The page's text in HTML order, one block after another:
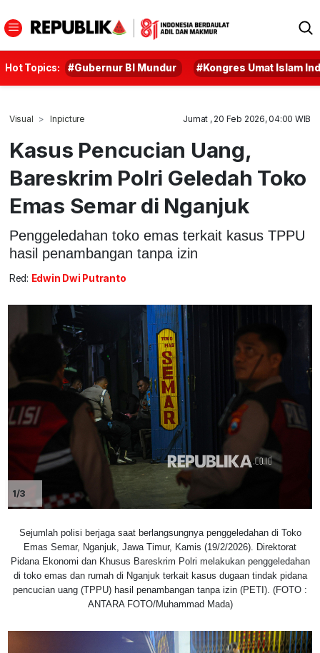
Hot Topics: #Gubernur BI Mundur #Kongres Umat Islam
Visual Inpicture Jumat , 20 Feb 2026, 04:00 WIB
Kasus Pencucian Uang,
Bareskrim Polri Geledah Toko
Emas Semar di Nganjuk
Penggeledahan toko emas terkait kasus TPPU
hasil penambangan tanpa izin
Red: Edwin Dwi Putranto
1/3
Sejumlah polisi berjaga saat berlangsungnya penggeledahan di Toko
Emas Semar, Nganjuk, Jawa Timur, Kamis (19/2/2026). Direktorat
Pidana Ekonomi dan Khusus Bareskrim Polri melakukan penggeledahan
di toko emas dan rumah di Nganjuk terkait kasus dugaan tindak pidana
pencucian uang (TPPU) hasil penambangan tanpa izin (PETI). (FOTO :
ANTARA FOTO/Muhammad Mada)